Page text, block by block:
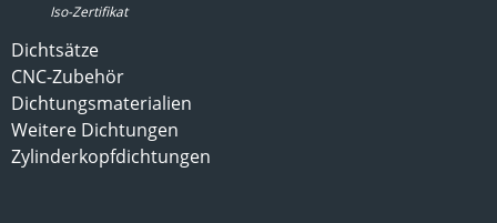
Iso-Zertifikat
Dichtsätze
CNC-Zubehör
Dichtungsmaterialien
Weitere Dichtungen
Zylinderkopfdichtungen